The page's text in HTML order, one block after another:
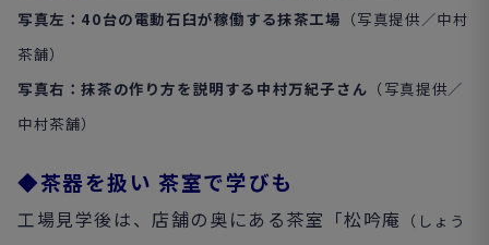
写真左：40台の電動石臼が稼働する抹茶工場 （写真提供／中村
茶舗）
写真右：抹茶の作り方を説明する中村万紀子さん （写真提供／
中村茶舗）
◆茶器を扱い 茶室で学びも
工場見学後は、店舗の奥にある茶室「松吟庵
（しょう